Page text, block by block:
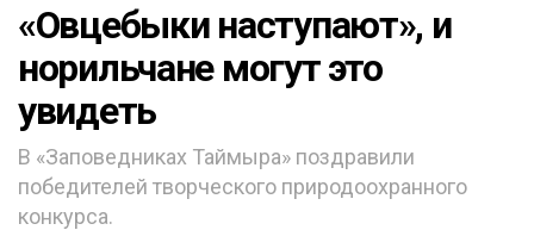
«Овцебыки наступают», и
норильчане могут это
увидеть
В «Заповедниках Таймыра» поздравили
победителей творческого природоохранного
конкурса.